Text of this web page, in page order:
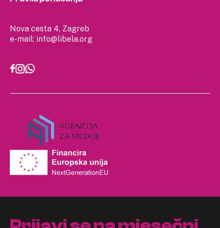
Nova cesta 4, Zagreb
e-mail: info@libela.org